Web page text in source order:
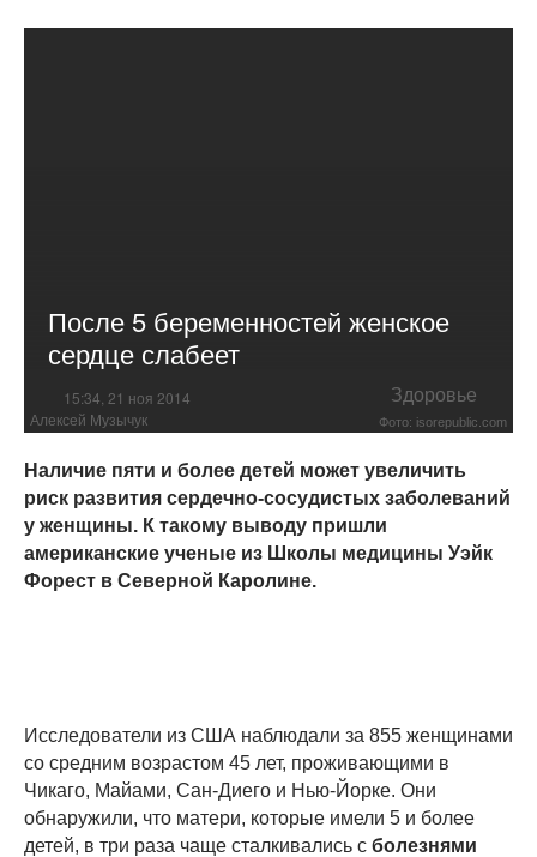
После 5 беременностей женское
сердце слабеет
15:34, 21 ноя 2014 Здоровье
Алексей Музычук Фото: isorepublic.com
Наличие пяти и более детей может увеличить
риск развития сердечно-сосудистых заболеваний
у женщины. К такому выводу пришли
американские ученые из Школы медицины Уэйк
Форест в Северной Каролине.
Исследователи из США наблюдали за 855 женщинами
со средним возрастом 45 лет, проживающими в
Чикаго, Майами, Сан-Диего и Нью-Йорке. Они
обнаружили, что матери, которые имели 5 и более
детей, в три раза чаще сталкивались с болезнями